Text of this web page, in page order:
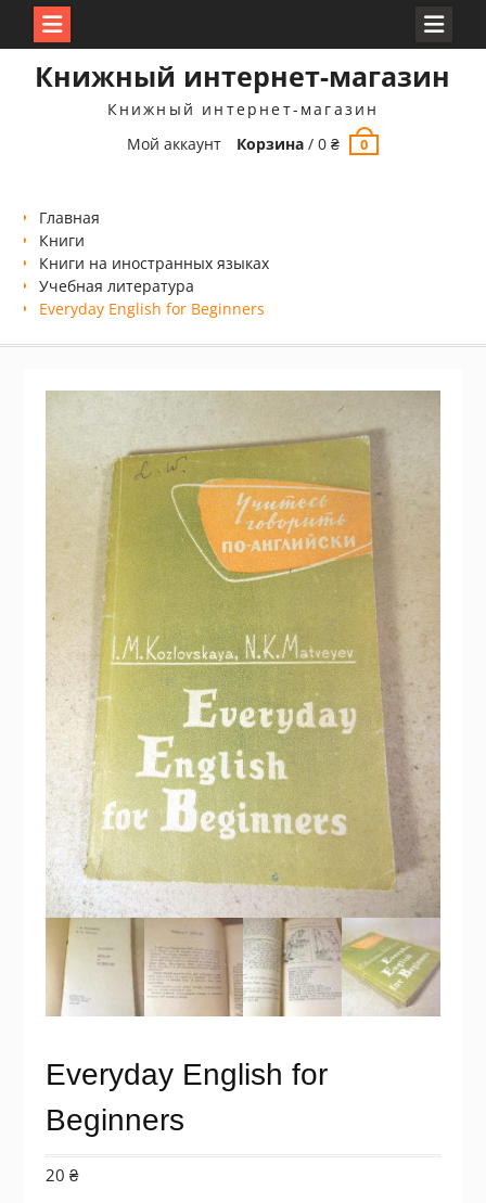
Книжный интернет-магазин
Книжный интернет-магазин
Мой аккаунт
Корзина /0₴ 0
Главная
Книги
Книги на иностранных языках
Учебная литература
Everyday English for Beginners
Everyday English for
Beginners
20 ₴